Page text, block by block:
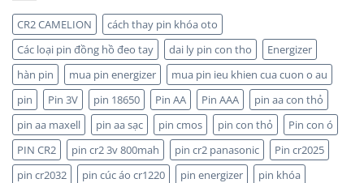
HÀ
NỘI
&
TP.HCM:
UY
TÍN,
CHIẾT
KHẤU
CAO,
HÀNG
CHÍNH
HÃNG
các
hãng:
Energizer,
Panasonic
và
Maxell:
Pin
nào
bền
hơn?
CR2 CAMELION
cách thay pin khóa oto
Các loại pin đồng hồ đeo tay
dai ly pin con tho
Energizer
hàn pin
mua pin energizer
mua pin ieu khien cua cuon o au
pin
Pin 3V pin 18650 Pin AA Pin AAA
pin aa con thỏ
pin aa maxell
pin aa sạc pin cmos pin con thỏ
Pin con ó
PIN CR2
pin cr2 3v 800mah pin cr2 panasonic
Pin cr2025
pin cr2032
pin cúc áo cr1220 pin energizer
pin khóa